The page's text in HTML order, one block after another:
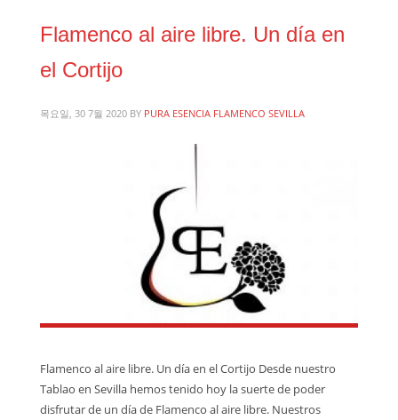
Flamenco al aire libre. Un día en
el Cortijo
목요일, 30 7월 2020 BY PURA ESENCIA FLAMENCO SEVILLA
Flamenco al aire libre. Un día en el Cortijo Desde nuestro
Tablao en Sevilla hemos tenido hoy la suerte de poder
disfrutar de un día de Flamenco al aire libre. Nuestros